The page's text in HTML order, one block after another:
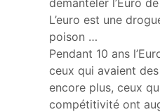
L’euro est une
poison …
Pendant 10 ans
ceux qui avaient
encore plus, ceux
compétitivité ont